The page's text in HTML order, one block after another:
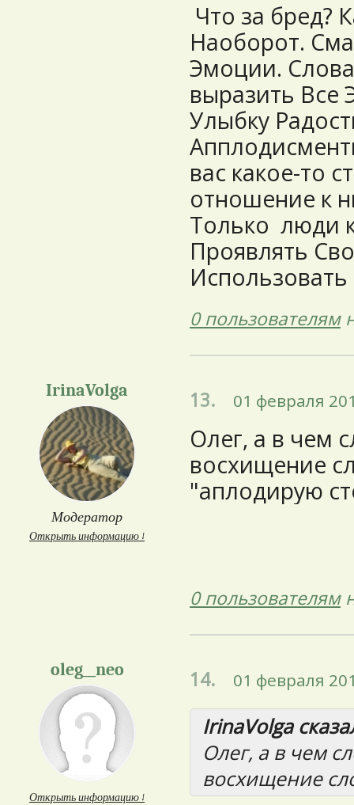
Что за бред?
Наоборот.
Эмоции.
выразить Все
Улыбку
вас какое-то
отношение к
Только люди
Проявлять
0 пользователям
IrinaVolga
Модератор
Открыть информацию ↓
13. 01 февраля
Олег, а в чем
восхищение
"аплодирую
0 пользователям
oleg__neo
Открыть информацию ↓
14. 01 февраля
IrinaVolga
Олег, а в чем
восхищение